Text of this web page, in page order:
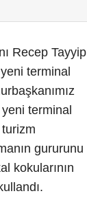
Recep Tayyip
terminal
yeni terminal
turizm
gururunu
kokularının